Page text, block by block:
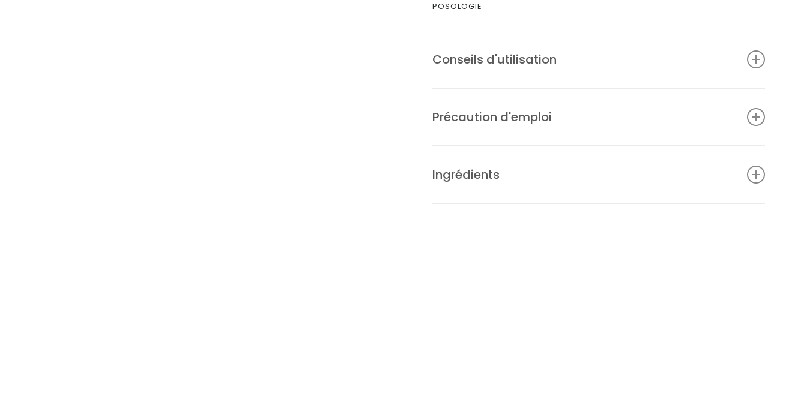
POSOLOGIE
Conseils d'utilisation
Précaution d'emploi
Ne se substitue pas à une alimentation variée, équilibrée et à un mode de vie
sain. Tenir hors de portée des jeunes enfants. Personnes sous traitement,
Ingrédients